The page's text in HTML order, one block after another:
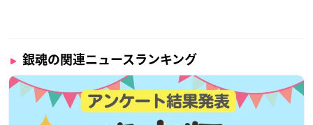
銀魂の関連ニュースランキング